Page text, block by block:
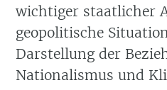
wichtiger staatlicher
geopolitische
Darstellung der
Nationalismus und